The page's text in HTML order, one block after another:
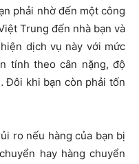
phải nhờ đến một công
Trung đến nhà bạn và
dịch vụ này với mức
tính theo cân nặng, độ
Đôi khi bạn còn phải tốn
ro nếu hàng của bạn bị
hay hàng chuyển